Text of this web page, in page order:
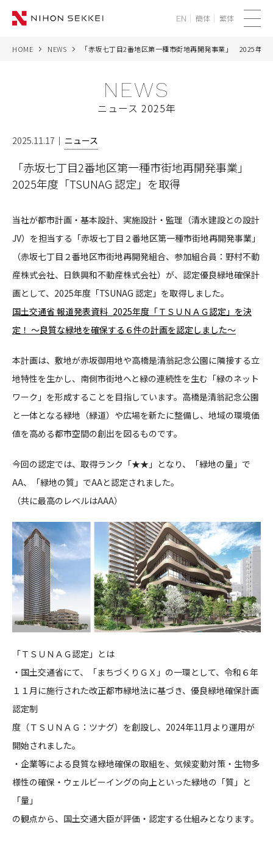
ニ
NEWS
CORPORATE
CONTACT
EN 簡体 繁体
HOME NEWS 「赤坂七丁目2番地区第一種市街地再開発事業」 2025年度
NEWS
ニュース 2025年
2025.11.17 ニュース
「赤坂七丁目2番地区第一種市街地再開発事業」
2025年度「TSUNAG 認定」を取得
当社が都市計画・基本設計、実施設計・監理（清水建設との設計
JV）を担当する「赤坂七丁目２番地区第一種市街地再開発事業」
（赤坂七丁目２番地区市街地再開発組合、参加組合員：野村不動
産株式会社、日鉄興和不動産株式会社）が、認定優良緑地確保計
画として、2025年度「TSUNAG 認定」を取得しました。
国土交通省 報道発表資料_2025年度「ＴＳＵＮＡＧ認定」を決
定！ ～良質な緑地を確保する６件の計画を認定しました～
本計画は、敷地が赤坂御用地や高橋是清翁記念公園に隣接する立
地特性を生かし、南側市街地へと緑の連続性を生む「緑のネット
ワーク」を形成することを目指しています。高橋是清翁記念公園
と一体となる緑地（緑道）や広場を新たに整備し、地域の環境価
値を高める都市空間の創出を図るものです。
今回の認定では、 取得ランク「★★」となり、「緑地の量」で
AA、「緑地の質」でAAと認定されました。
（共に最高のレベルはAAA）
「ＴＳＵＮＡＧ認定」とは
・国土交通省にて、「まちづくりＧＸ」の一環として、令和６年
１１月に施行された改正都市緑地法に基づき、優良緑地確保計画
認定制
度（ＴＳＵＮＡＧ：ツナグ）を創設し、2024年11月より運用が
開始されました。
・企業等による良質な緑地確保の取組を、気候変動対策・生物多
様性の確保・ウェルビーイングの向上といった緑地の「質」と
「量」
の観点から、国土交通大臣が評価・認定する仕組みとなります。